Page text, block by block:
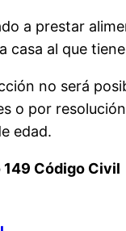
a prestar
casa al que
no será
o por
edad.
Código Civil